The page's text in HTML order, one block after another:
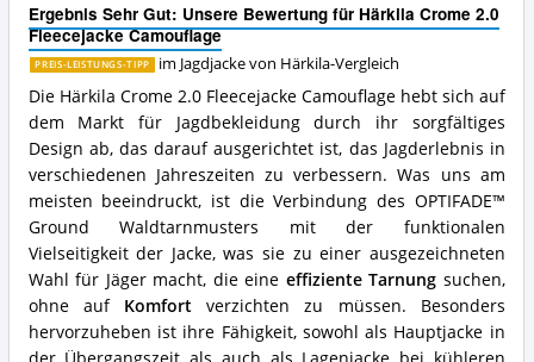
Ergebnis Sehr Gut: Unsere Bewertung für Härkila Crome 2.0
Fleecejacke Camouflage
PREIS-LEISTUNGS-TIPP im Jagdjacke von Härkila-Vergleich
Die Härkila Crome 2.0 Fleecejacke Camouflage hebt sich auf
dem Markt für Jagdbekleidung durch ihr sorgfältiges
Design ab, das darauf ausgerichtet ist, das Jagderlebnis in
verschiedenen Jahreszeiten zu verbessern. Was uns am
meisten beeindruckt, ist die Verbindung des OPTIFADE™
Ground Waldtarnmusters mit der funktionalen
Vielseitigkeit der Jacke, was sie zu einer ausgezeichneten
Wahl für Jäger macht, die eine effiziente Tarnung suchen,
ohne auf Komfort verzichten zu müssen. Besonders
hervorzuheben ist ihre Fähigkeit, sowohl als Hauptjacke in
Camouflage
Vorteile:
Was
spricht
für
diese
Jagdjacke
von
Härkila?